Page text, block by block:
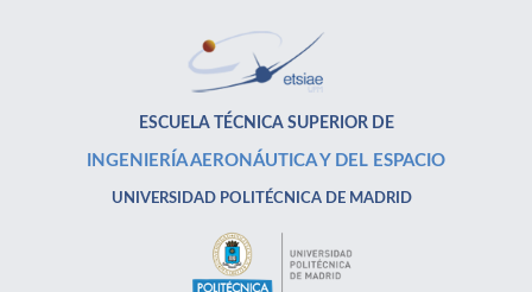
ESCUELA TÉCNICA SUPERIOR DE
INGENIERÍA AERONÁUTICA Y DEL ESPACIO
UNIVERSIDAD POLITÉCNICA DE MADRID